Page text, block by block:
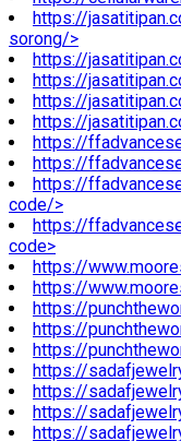
https://
sorong/>
https://
https://
https://
https://
https://
https://
https://
code/>
https://
code>
https://
https://
https://
https://
https://
https://
https://
https://
https://